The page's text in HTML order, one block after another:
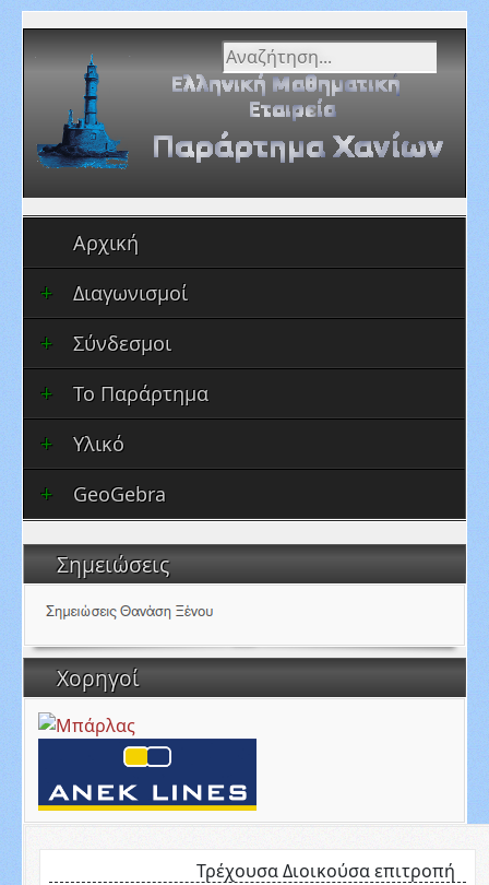
Αναζήτηση...
Αρχική
Διαγωνισμοί
Σύνδεσμοι
Το Παράρτημα
Υλικό
GeoGebra
Σημειώσεις
Χορηγοί
Τρέχουσα Διοικούσα επιτροπή